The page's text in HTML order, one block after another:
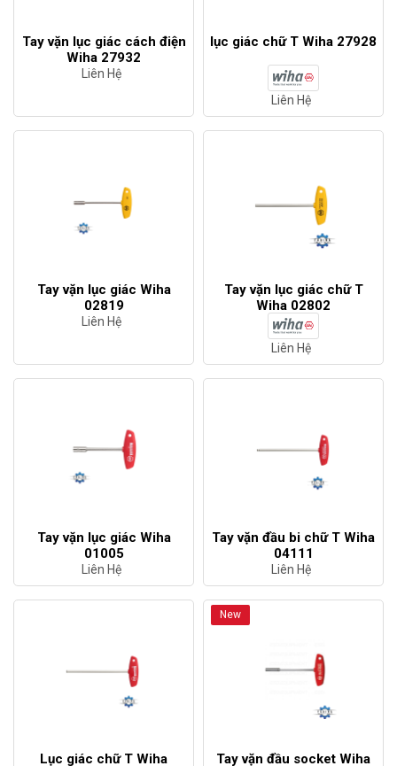
Tay vặn lục giác cách điện
Wiha 27932
Liên Hệ
lục giác chữ T Wiha 27928
Liên Hệ
Tay vặn lục giác Wiha
02819
Liên Hệ
Tay vặn lục giác chữ T
Wiha 02802
Liên Hệ
Tay vặn lục giác Wiha
01005
Liên Hệ
Tay vặn đầu bi chữ T Wiha
04111
Liên Hệ
Lục giác chữ T Wiha
New
Tay vặn đầu socket Wiha